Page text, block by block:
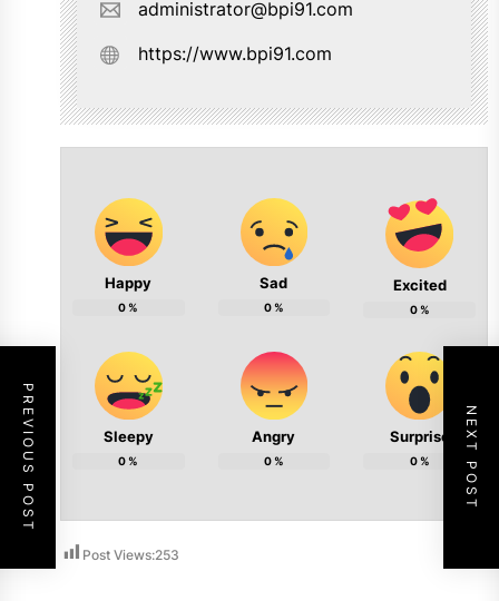
administrator@bpi91.com
https://www.bpi91.com
Happy
0%
Sad
0%
Excited
0%
Sleepy
0%
Angry
0%
Surprise
0%
Post Views:253
PREVIOUS POST NEXT POST